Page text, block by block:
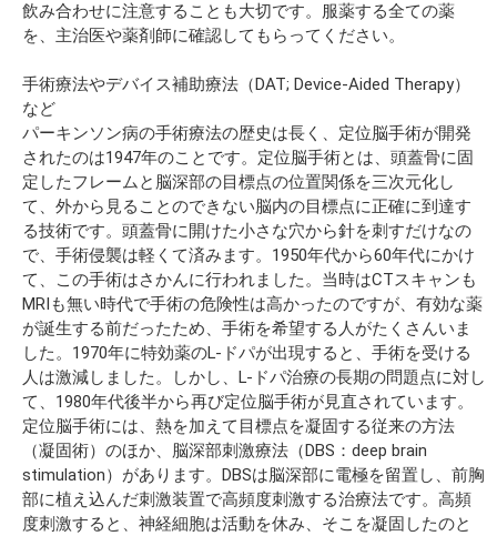
飲み合わせに注意することも大切です。服薬する全ての薬
を、主治医や薬剤師に確認してもらってください。
手術療法やデバイス補助療法（DAT; Device-Aided Therapy）
など
パーキンソン病の手術療法の歴史は長く、定位脳手術が開発
されたのは1947年のことです。定位脳手術とは、頭蓋骨に固
定したフレームと脳深部の目標点の位置関係を三次元化し
て、外から見ることのできない脳内の目標点に正確に到達す
る技術です。頭蓋骨に開けた小さな穴から針を刺すだけなの
で、手術侵襲は軽くて済みます。1950年代から60年代にかけ
て、この手術はさかんに行われました。当時はCTスキャンも
MRIも無い時代で手術の危険性は高かったのですが、有効な薬
が誕生する前だったため、手術を希望する人がたくさんいま
した。1970年に特効薬のL-ドパが出現すると、手術を受ける
人は激減しました。しかし、L-ドパ治療の長期の問題点に対し
て、1980年代後半から再び定位脳手術が見直されています。
定位脳手術には、熱を加えて目標点を凝固する従来の方法
（凝固術）のほか、脳深部刺激療法（DBS：deep brain
stimulation）があります。DBSは脳深部に電極を留置し、前胸
部に植え込んだ刺激装置で高頻度刺激する治療法です。高頻
度刺激すると、神経細胞は活動を休み、そこを凝固したのと